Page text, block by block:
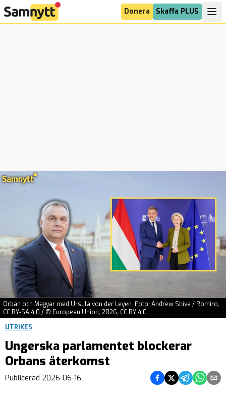
Donera Skaffa PLUS
Orban och Magyar med Ursula von der Leyen. Foto: Andrew Shiva / Romiro,
CC BY-SA 4.0 / © European Union, 2026, CC BY 4.0
UTRIKES
Ungerska parlamentet blockerar
Orbans återkomst
Publicerad 2026-06-16 Dela på Facebook
Dela på Twitter
Dela påDela på
Dela